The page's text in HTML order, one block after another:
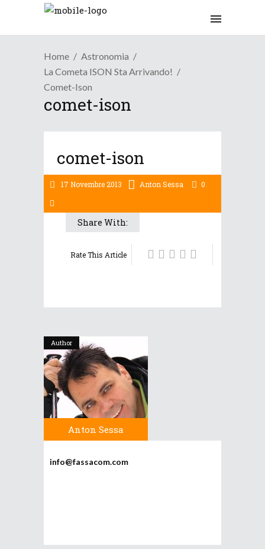
Home
Astronomia
La Cometa ISON Sta Arrivando!
Comet-Ison
comet-ison
17 Novembre 2013 Anton Sessa 0
comet-ison
Share With:
Rate This Article
Author
Anton Sessa
info@fassacom.com